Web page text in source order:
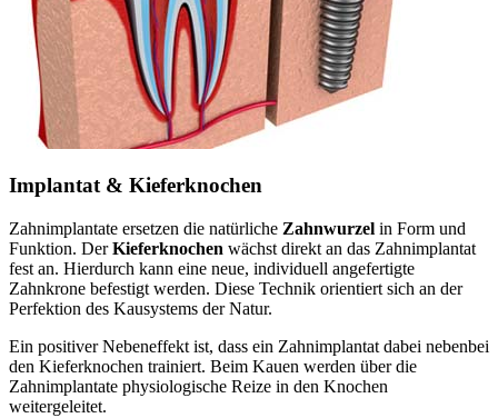
Implantat & Kieferknochen
Zahnimplantate ersetzen die natürliche Zahnwurzel in Form und
Funktion. DerKieferknochen wächst direkt an das Zahnimplantat
fest an. Hierdurch kann eine neue, individuell angefertigte
Zahnkrone befestigt werden. Diese Technik orientiert sich an der
Perfektion des Kausystems der Natur.
Ein positiver Nebeneffekt ist, dass ein Zahnimplantat dabei nebenbei
den Kieferknochen trainiert. Beim Kauen werden über die
Zahnimplantate physiologische Reize in den Knochen
weitergeleitet.